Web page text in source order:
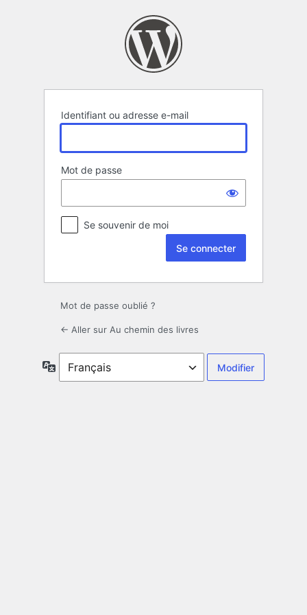
Identifiant ou adresse e-mail
Mot de passe
Se souvenir de moi
Mot de passe oublié ?
← Aller sur Au chemin des livres
Langue